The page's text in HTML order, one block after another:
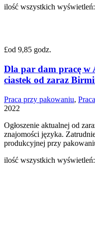
ilość wszystkich
£od 9,85 godz.
Dla par dam pracę w
ciastek od zaraz
Praca przy pakowaniu,
2022
Ogłoszenie aktualnej od
znajomości języka.
produkcyjnej przy
ilość wszystkich